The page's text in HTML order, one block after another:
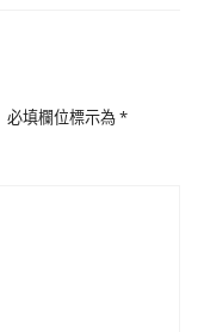
必填欄位標示為*